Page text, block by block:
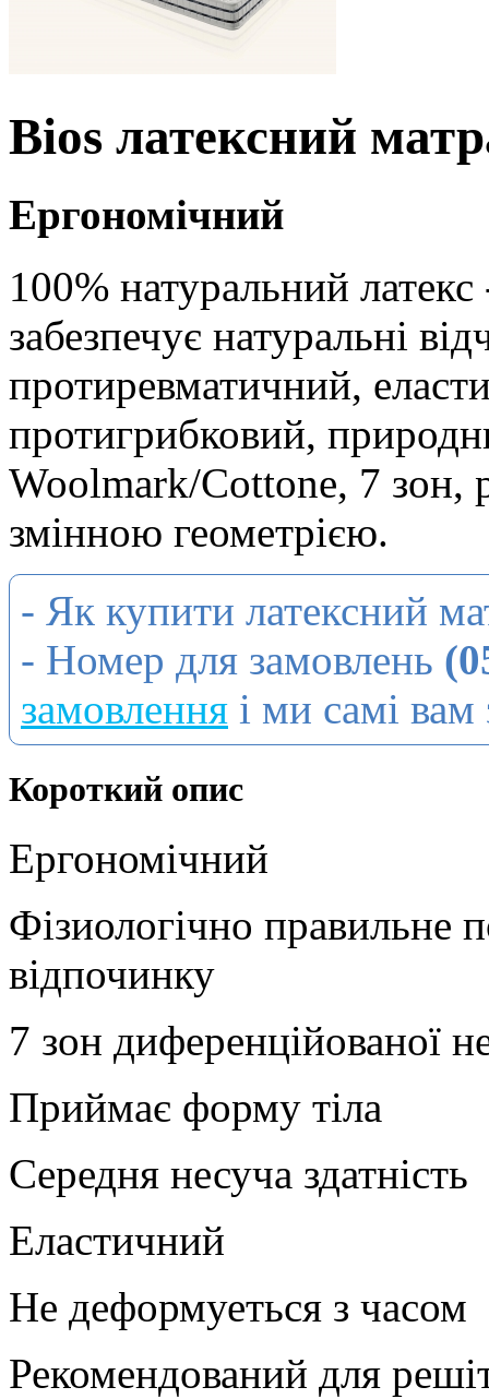
Bios латексний
Ергономічний
100% натуральний
забезпечує натуральні
протиревматичний,
протигрибковий,
Woolmark/Cottone, 7 зон,
змінною геометрією.
- Як купити латексний
- Номер для замовлень
замовлення і ми самі
Короткий опис
Ергономічний
Фізиологічно правильне
відпочинку
7 зон диференційованої
Приймає форму тіла
Середня несуча здатність
Еластичний
Не деформуеться з часом
Рекомендований для